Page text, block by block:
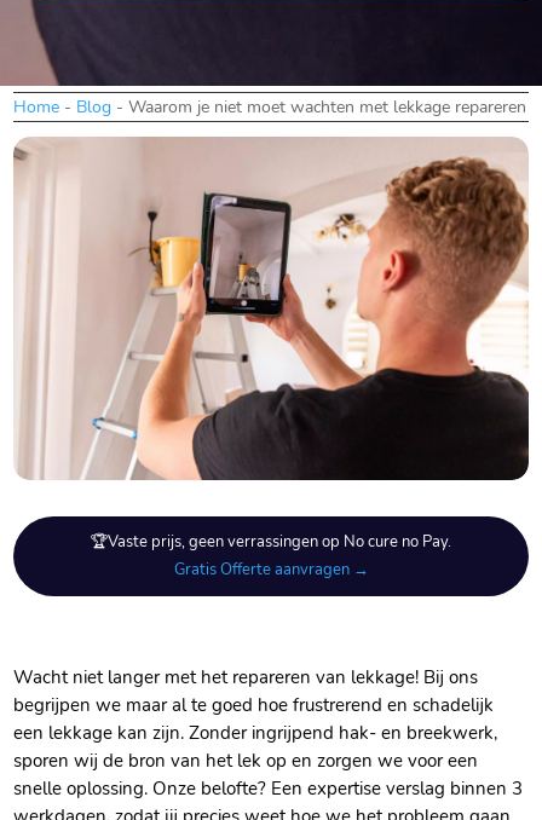
Home - Blog -Waarom je niet moet wachten met lekkage repareren
🏆Vaste prijs, geen verrassingen op No cure no Pay.
Gratis Offerte aanvragen →
Wacht niet langer met het repareren van lekkage! Bij ons
begrijpen we maar al te goed hoe frustrerend en schadelijk
een lekkage kan zijn. Zonder ingrijpend hak- en breekwerk,
sporen wij de bron van het lek op en zorgen we voor een
snelle oplossing. Onze belofte? Een expertise verslag binnen 3